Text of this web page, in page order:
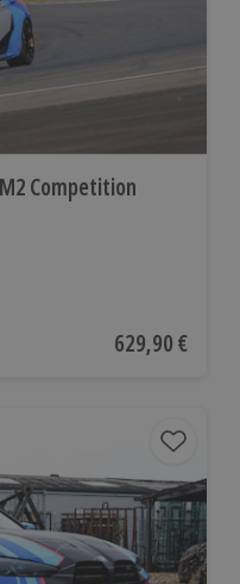
Competition
Aktueller Preis
629,90 €